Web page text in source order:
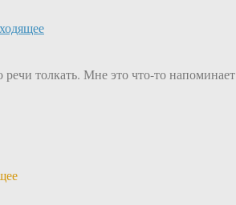
речи толкать. Мне это что-то